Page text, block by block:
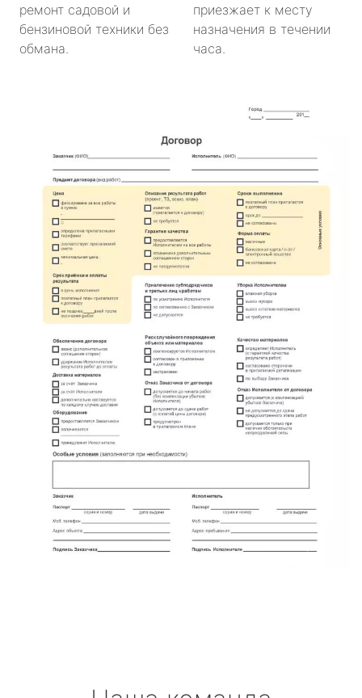
ремонт садовой и
бензиновой техники без
обмана.
приезжает к месту
назначения в течении
часа.